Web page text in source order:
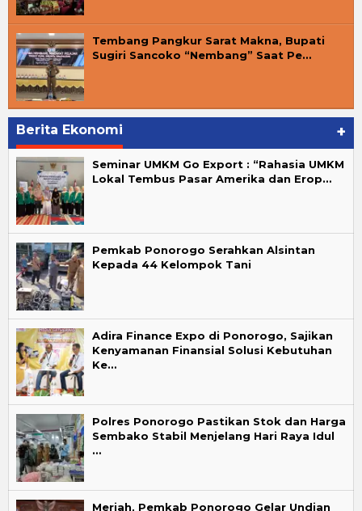
Tembang Pangkur Sarat Makna, Bupati
Sugiri Sancoko “Nembang” Saat Pe…
Berita Ekonomi +
Seminar UMKM Go Export : “Rahasia UMKM
Lokal Tembus Pasar Amerika dan Erop…
Pemkab Ponorogo Serahkan Alsintan
Kepada 44 Kelompok Tani
Adira Finance Expo di Ponorogo, Sajikan
Kenyamanan Finansial Solusi Kebutuhan
Ke…
Polres Ponorogo Pastikan Stok dan Harga
Sembako Stabil Menjelang Hari Raya Idul
…
Meriah, Pemkab Ponorogo Gelar Undian